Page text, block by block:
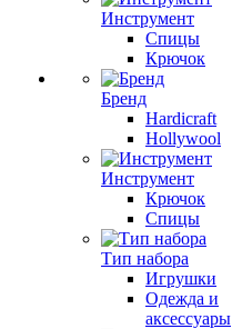
Инструмент
Спицы
Крючок
Бренд
Hardicraft
Hollywool
Инструмент
Крючок
Спицы
Тип набора
Игрушки
Одежда и
аксессуары